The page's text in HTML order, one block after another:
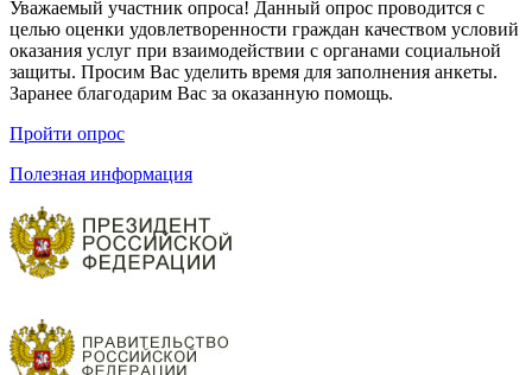
Уважаемый участник опроса! Данный опрос проводится с
целью оценки удовлетворенности граждан качеством условий
оказания услуг при взаимодействии с органами социальной
защиты. Просим Вас уделить время для заполнения анкеты.
Заранее благодарим Вас за оказанную помощь.
Пройти опрос
Полезная информация